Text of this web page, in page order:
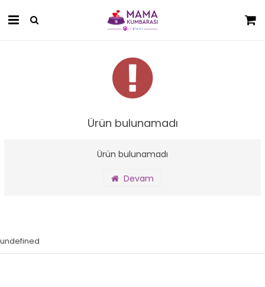
Ürün bulunamadı
Ürün bulunamadı
Devam
undefined